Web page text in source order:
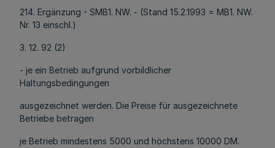
214. Ergänzung - SMB1. NW. - (Stand 15.2.1993 = MB1. NW.
Nr. 13 einschl.)
3. 12. 92 (2)
- je ein Betrieb aufgrund vorbildlicher
Haltungsbedingungen
ausgezeichnet werden. Die Preise für ausgezeichnete
Betriebe betragen
je Betrieb mindestens 5000 und höchstens 10000 DM.